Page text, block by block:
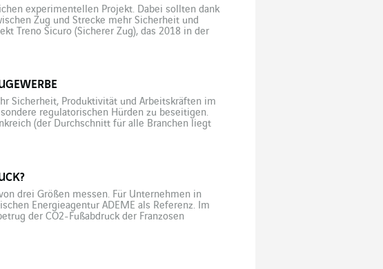
experimentellen Projekt. Dabei sollten dank
Zug und Strecke mehr Sicherheit und
Treno Sicuro (Sicherer Zug), das 2018 in der
Sicherheit, Produktivität und Arbeitskräften im
regulatorischen Hürden zu beseitigen.
(der Durchschnitt für alle Branchen liegt
drei Größen messen. Für Unternehmen in
Energieagentur ADEME als Referenz. Im
der CO2-Fußabdruck der Franzosen